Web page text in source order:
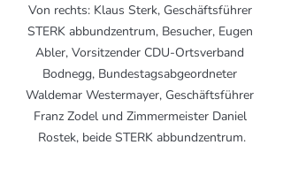
Von rechts: Klaus Sterk, Geschäftsführer
STERK abbundzentrum, Besucher, Eugen
Abler, Vorsitzender CDU-Ortsverband
Bodnegg, Bundestagsabgeordneter
Waldemar Westermayer, Geschäftsführer
Franz Zodel und Zimmermeister Daniel
Rostek, beide STERK abbundzentrum.